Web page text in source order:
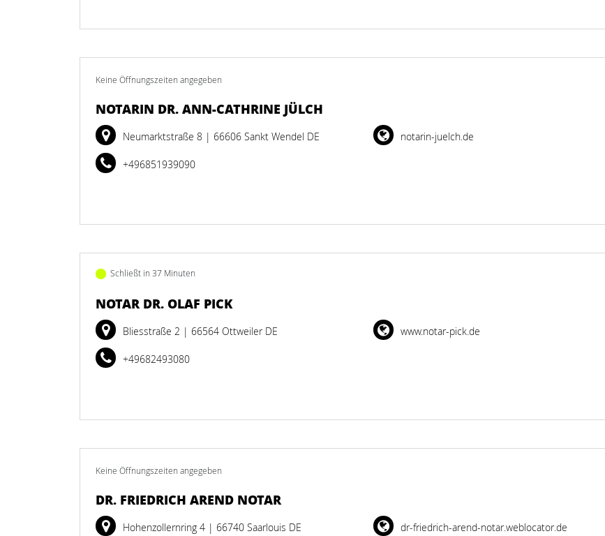
Keine Öffnungszeiten angegeben
NOTARIN DR. ANN-CATHRINE JÜLCH
Neumarktstraße 8 | 66606 Sankt Wendel DE
+496851939090
notarin-juelch.de
Schließt in 37 Minuten
NOTAR DR. OLAF PICK
Bliesstraße 2 | 66564 Ottweiler DE
+49682493080
www.notar-pick.de
Keine Öffnungszeiten angegeben
DR. FRIEDRICH AREND NOTAR
Hohenzollernring 4 | 66740 Saarlouis DE dr-friedrich-arend-notar.weblocator.de